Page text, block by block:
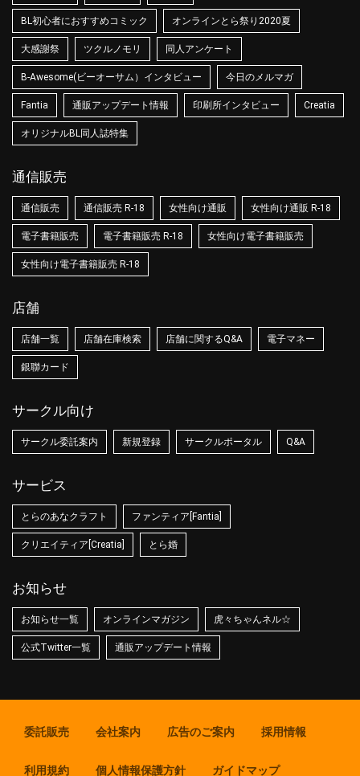
BL初心者におすすめコミック オンラインとら祭り2020夏
大感謝祭 ツクルノモリ 同人アンケート
B-Awesome(ビーオーサム）インタビュー 今日のメルマガ
Fantia 通販アップデート情報 印刷所インタビュー Creatia
オリジナルBL同人誌特集
通信販売
通信販売 通信販売 R-18 女性向け通販 女性向け通販 R-18
電子書籍販売 電子書籍販売 R-18 女性向け電子書籍販売
女性向け電子書籍販売 R-18
店舗
店舗一覧 店舗在庫検索 店舗に関するQ&A 電子マネー
銀聯カード
サークル向け
サークル委託案内 新規登録 サークルポータル Q&A
サービス
とらのあなクラフト ファンティア[Fantia]
クリエイティア[Creatia] とら婚
お知らせ
お知らせ一覧 オンラインマガジン 虎々ちゃんネル☆
公式Twitter一覧 通販アップデート情報
委託販売 会社案内 広告のご案内 採用情報
利用規約 個人情報保護方針 ガイドマップ